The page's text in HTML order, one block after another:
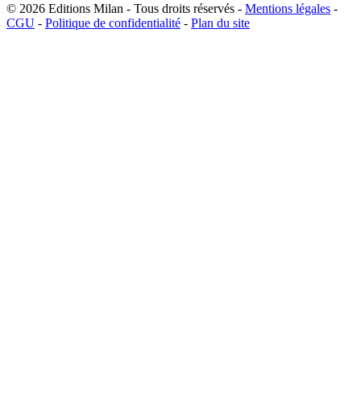
© 2026 Editions Milan - Tous droits réservés - Mentions légales -
CGU - Politique de confidentialité - Plan du site